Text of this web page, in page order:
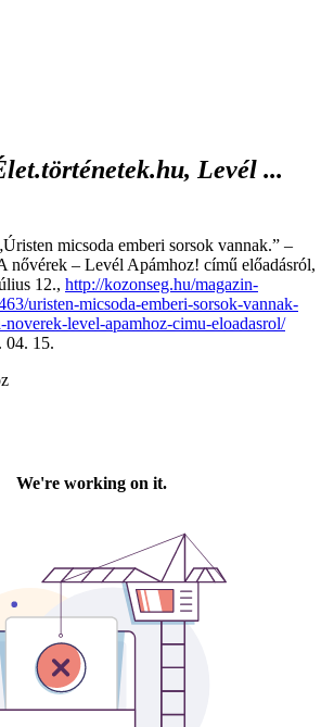
Levél ...
micsoda emberi sorsok vannak.” –
nővérek – Levél Apámhoz! című előadásról,
12., http://kozonseg.hu/magazin-
uristen-micsoda-emberi-sorsok-vannak-
level-apamhoz-cimu-eloadasrol/
04. 15.